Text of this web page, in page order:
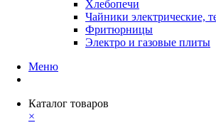
Хлебопечи
Чайники электрические,
Фритюрницы
Электро и газовые плиты
Меню
Каталог товаров
×